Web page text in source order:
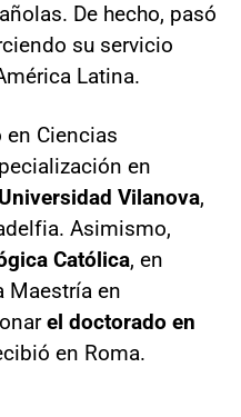
De hecho, pasó
su servicio
Latina.
Ciencias
en
Vilanova,
Asimismo,
Católica, en
Maestría en
el doctorado en
en Roma.